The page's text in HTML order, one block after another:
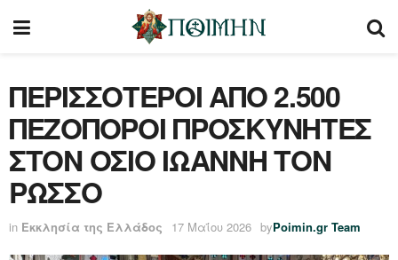
ΠΕΡΙΣΣΟΤΕΡΟΙ ΑΠΟ 2.500
ΠΕΖΟΠΟΡΟΙ ΠΡΟΣΚΥΝΗΤΕΣ
ΣΤΟΝ ΟΣΙΟ ΙΩΑΝΝΗ ΤΟΝ
ΡΩΣΣΟ
in Εκκλησία της Ελλάδος 17 Μαΐου 2026 byPoimin.gr Team